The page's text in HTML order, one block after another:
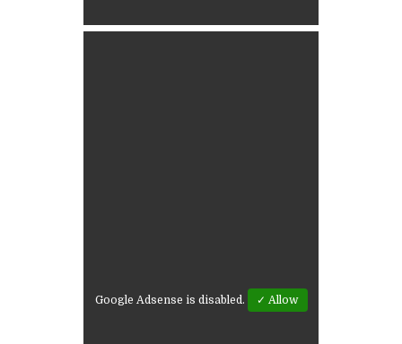
Google Adsense is disabled. ✓ Allow